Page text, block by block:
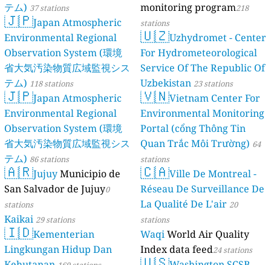
テム) 37 stations
🇯🇵Japan Atmospheric
Environmental Regional
Observation System (環境
省大気汚染物質広域監視シス
テム) 118 stations
🇯🇵Japan Atmospheric
Environmental Regional
Observation System (環境
省大気汚染物質広域監視シス
テム) 86 stations
🇦🇷Jujuy Municipio de
San Salvador de Jujuy0
stations
Kaikai 29 stations
🇮🇩Kementerian
Lingkungan Hidup Dan
monitoring program218
stations
🇺🇿Uzhydromet - Center
For Hydrometeorological
Service Of The Republic Of
Uzbekistan 23 stations
🇻🇳Vietnam Center For
Environmental Monitoring
Portal (cổng Thông Tin
Quan Trắc Môi Trường) 64
stations
🇨🇦Ville De Montreal -
Réseau De Surveillance De
La Qualité De L'air 20
stations
WaqiWorld Air Quality
Index data feed24 stations